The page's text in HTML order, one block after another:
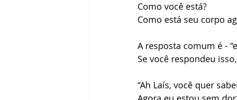
Mãe- visão sistêmica Momento
Presença e os elementos da Natureza
Como você está?
Como está seu corpo
A resposta comum é -
Se você respondeu
“Ah Laís, você quer